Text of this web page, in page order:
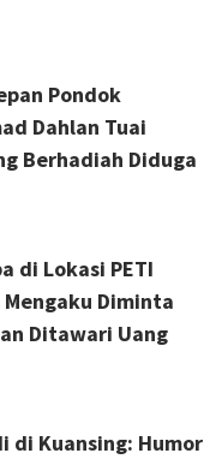
Pondok
Dahlan Tuai
Berhadiah Diduga
di Lokasi PETI
Diminta
Ditawari Uang
di Kuansing: Humor